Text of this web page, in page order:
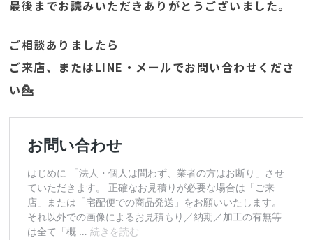
最後までお読みいただきありがとうございました。
ご相談ありましたら
ご来店、またはLINE・メールでお問い合わせくださ
い💁